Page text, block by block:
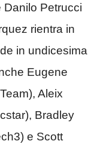
Danilo Petrucci
rientra in
in undicesima
Eugene
Aleix
Bradley
e Scott